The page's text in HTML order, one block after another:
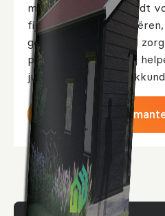
mantelzorgwoning biedt
fijne woonplek te
gemakkelijke wijze de
persoon verdient. Wij
juiste ontwerp en
Meer over